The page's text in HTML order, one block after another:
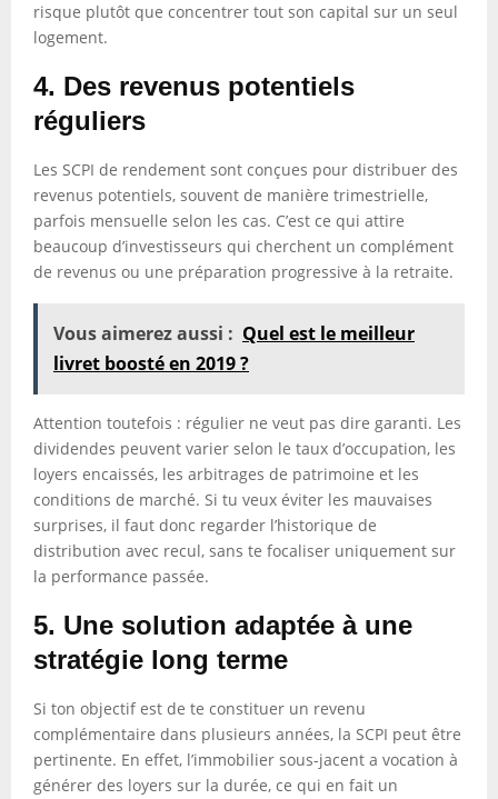
risque plutôt que concentrer tout son capital sur un seul
logement.
4. Des revenus potentiels
réguliers
Les SCPI de rendement sont conçues pour distribuer des
revenus potentiels, souvent de manière trimestrielle,
parfois mensuelle selon les cas. C’est ce qui attire
beaucoup d’investisseurs qui cherchent un complément
de revenus ou une préparation progressive à la retraite.
Vous aimerez aussi : Quel est le meilleur
livret boosté en 2019 ?
Attention toutefois : régulier ne veut pas dire garanti. Les
dividendes peuvent varier selon le taux d’occupation, les
loyers encaissés, les arbitrages de patrimoine et les
conditions de marché. Si tu veux éviter les mauvaises
surprises, il faut donc regarder l’historique de
distribution avec recul, sans te focaliser uniquement sur
la performance passée.
5. Une solution adaptée à une
stratégie long terme
Si ton objectif est de te constituer un revenu
complémentaire dans plusieurs années, la SCPI peut être
pertinente. En effet, l’immobilier sous-jacent a vocation à
générer des loyers sur la durée, ce qui en fait un